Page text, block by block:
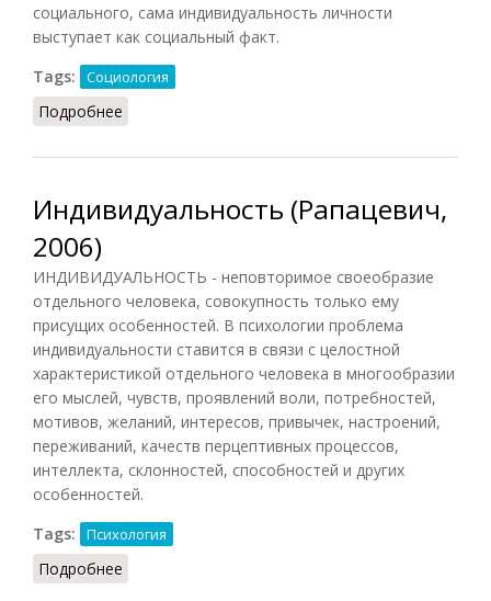
социального, сама индивидуальность личности
выступает как социальный факт.
Tags:
Социология
Подробнее
Индивидуальность (Рапацевич,
2006)
ИНДИВИДУАЛЬНОСТЬ - неповторимое своеобразие
отдельного человека, совокупность только ему
присущих особенностей. В психологии проблема
индивидуальности ставится в связи с целостной
характеристикой отдельного человека в многообразии
его мыслей, чувств, проявлений воли, потребностей,
мотивов, желаний, интересов, привычек, настроений,
переживаний, качеств перцептивных процессов,
интеллекта, склонностей, способностей и других
особенностей.
Tags:
Психология
Подробнее